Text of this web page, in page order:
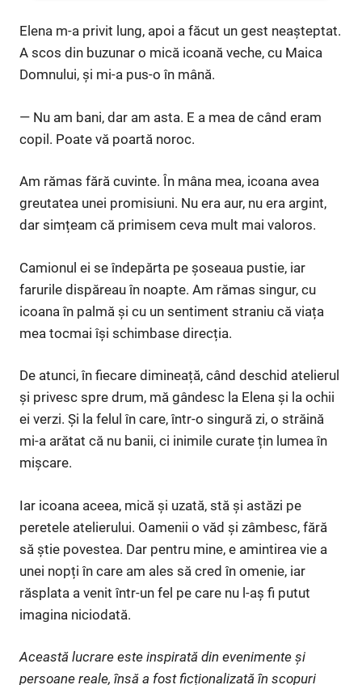
Elena m-a privit lung, apoi a făcut un gest neașteptat.
A scos din buzunar o mică icoană veche, cu Maica
Domnului, și mi-a pus-o în mână.
— Nu am bani, dar am asta. E a mea de când eram
copil. Poate vă poartă noroc.
Am rămas fără cuvinte. În mâna mea, icoana avea
greutatea unei promisiuni. Nu era aur, nu era argint,
dar simțeam că primisem ceva mult mai valoros.
Camionul ei se îndepărta pe șoseaua pustie, iar
farurile dispăreau în noapte. Am rămas singur, cu
icoana în palmă și cu un sentiment straniu că viața
mea tocmai își schimbase direcția.
De atunci, în fiecare dimineață, când deschid atelierul
și privesc spre drum, mă gândesc la Elena și la ochii
ei verzi. Și la felul în care, într-o singură zi, o străină
mi-a arătat că nu banii, ci inimile curate țin lumea în
mișcare.
Iar icoana aceea, mică și uzată, stă și astăzi pe
peretele atelierului. Oamenii o văd și zâmbesc, fără
să știe povestea. Dar pentru mine, e amintirea vie a
unei nopți în care am ales să cred în omenie, iar
răsplata a venit într-un fel pe care nu l-aș fi putut
imagina niciodată.
Această lucrare este inspirată din evenimente și
persoane reale, însă a fost ficționalizată în scopuri